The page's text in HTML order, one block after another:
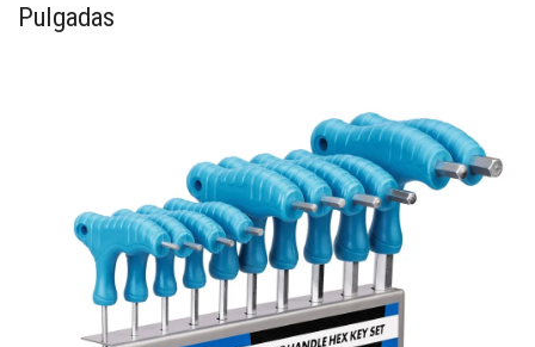
Pulgadas